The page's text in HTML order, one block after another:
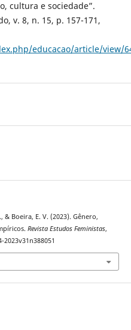
cultura e sociedade”.
v. 8, n. 15, p. 157-171,
educacao/article/view/
& Boeira, E. V. (2023). Gênero,
Revista Estudos Feministas,